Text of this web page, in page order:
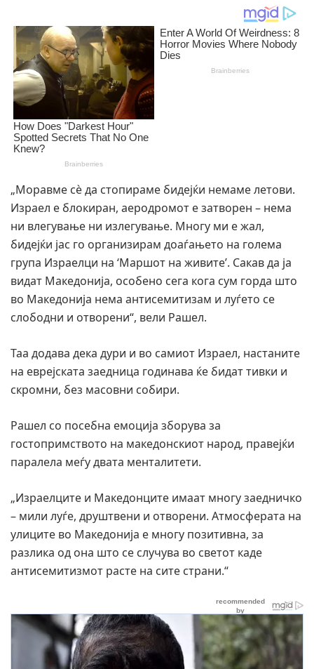
„Моравме сè да стопираме бидејќи немаме летови.
Израел е блокиран, аеродромот е затворен – нема
ни влегување ни излегување. Многу ми е жал,
бидејќи јас го организирам доаѓањето на голема
група Израелци на ‘Маршот на живите’. Сакав да ја
видат Македонија, особено сега кога сум горда што
во Македонија нема антисемитизам и луѓето се
слободни и отворени“, вели Рашел.
Таа додава дека дури и во самиот Израел, настаните
на еврејската заедница годинава ќе бидат тивки и
скромни, без масовни собири.
Рашел со посебна емоција зборува за
гостопримството на македонскиот народ, правејќи
паралела меѓу двата менталитети.
„Израелците и Македонците имаат многу заедничко
– мили луѓе, друштвени и отворени. Атмосферата на
улиците во Македонија е многу позитивна, за
разлика од она што се случува во светот каде
антисемитизмот расте на сите страни.“